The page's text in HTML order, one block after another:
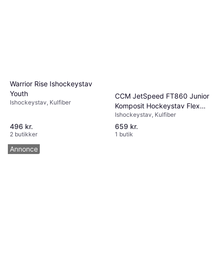
Warrior Rise Ishockeystav
Youth
Ishockeystav, Kulfiber
496 kr.
2 butikker
CCM JetSpeed FT860 Junior
Komposit Hockeystav Flex
50
Ishockeystav, Kulfiber
659 kr.
1 butik
Annonce